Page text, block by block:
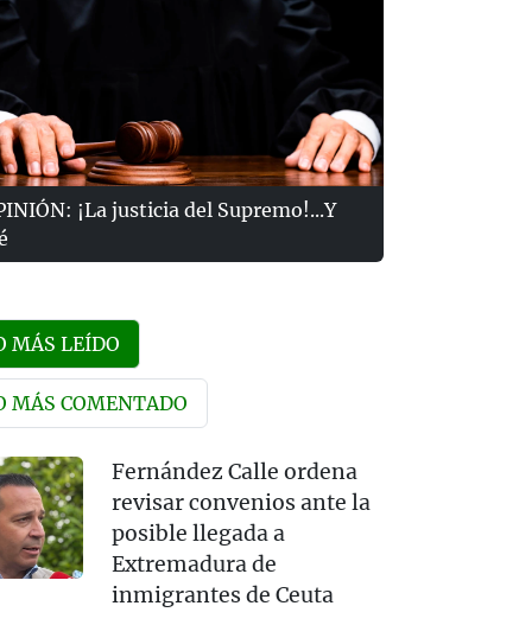
¡La justicia del Supremo!...Y
MÁS LEÍDO
MÁS COMENTADO
Fernández Calle ordena
revisar convenios ante la
posible llegada a
Extremadura de
inmigrantes de Ceuta